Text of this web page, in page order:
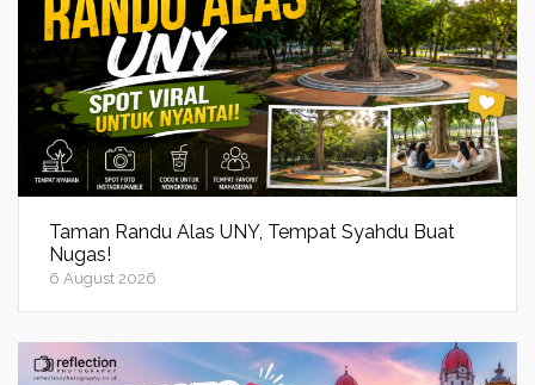
Taman Randu Alas UNY, Tempat Syahdu Buat
Nugas!
6 August 2026